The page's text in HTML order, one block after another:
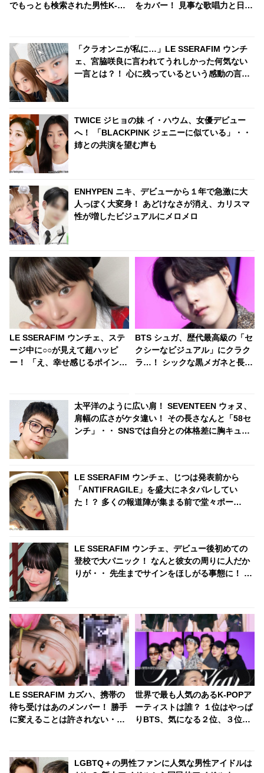
でもっとも検索された男性K-
をカバー！ 見事な歌唱力と日本
に歓喜
「クラオンニが私に…」LE SSERAFIM ウンチ
ェ、宮脇咲良に言われてうれしかった何気ない
一言とは？！ 心に残っているという感動の言葉
TWICE ジヒョの妹 イ・ハウム、女優デビュー
へ！ 「BLACKPINK ジェニーに似ている」・・
姉との共演を望む声も
ENHYPEN ニキ、デビューから１年で急激に大
人っぽく大変身！ あどけなさが消え、カリスマ
性が増したビジュアルにメロメロ
LE SSERAFIM ウンチェ、ステ
ージ中に○○が見えて超ハッピ
ー！ 「え、幸せ感じるポイント
邪気で愛らしい発言にほっこり
BTS シュガ、歴代最高級の「セ
クシーなビジュアル」にクラク
ラ…！ シックな黒メガネと長め
け「色気ヤバい」
太平洋のように広い肩！ SEVENTEEN ウォヌ、
肩幅の広さがケタ違い！ その長さなんと「58セ
ンチ」・・ SNSでは自分との体格差に胸キュン
LE SSERAFIM ウンチェ、じつは発表前から
「ANTIFRAGILE」を盛大にネタバレしてい
た！？ 多くの報道陣が集まる前で堂々ポー
LE SSERAFIM ウンチェ、デビュー後初めての
登校で大パニック！ なんと彼女の周りに人だか
りが・・ 先生までサインをほしがる事態に！ ま
LE SSERAFIM カズハ、携帯の
待ち受けはあのメンバー！ 勝手
に変えることは許されない・・
世界で最も人気のあるK-POPア
ーティストは誰？ １位はやっぱ
りBTS、気になる２位、３位
に注目殺到
LGBTQ＋の男性ファンに人気な男性アイドルは